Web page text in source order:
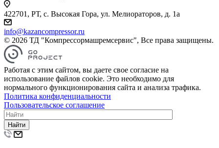
422701, РТ, с. Высокая Гора, ул. Мелиораторов, д. 1а
info@kazancompressor.ru
© 2026 ТД "Компрессормашремсервис", Все права защищены.
Работая с этим сайтом, вы даете свое согласие на
использование файлов cookie. Это необходимо для
нормального функционирования сайта и анализа трафика.
Политика конфиденциальности
Пользовательское соглашение
Найти